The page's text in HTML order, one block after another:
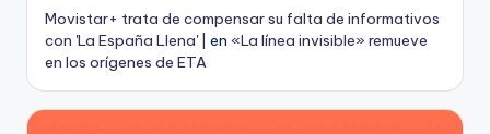
Movistar+ trata de compensar su falta de informativos
con 'La España Llena' | en «La línea invisible» remueve
en los orígenes de ETA